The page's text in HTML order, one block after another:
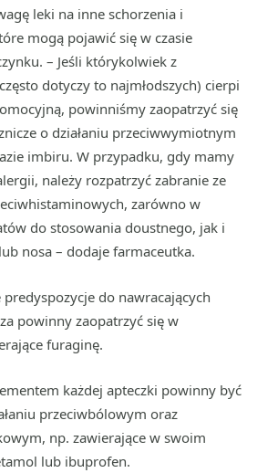
leki na inne schorzenia i
mogą pojawić się w czasie
– Jeśli którykolwiek z
dotyczy to najmłodszych) cierpi
powinniśmy zaopatrzyć się
o działaniu przeciwwymiotnym
imbiru. W przypadku, gdy mamy
należy rozpatrzyć zabranie ze
zarówno w
do stosowania doustnego, jak i
nosa – dodaje farmaceutka.
predyspozycje do nawracających
powinny zaopatrzyć się w
furaginę.
każdej apteczki powinny być
przeciwbólowym oraz
np. zawierające w swoim
lub ibuprofen.